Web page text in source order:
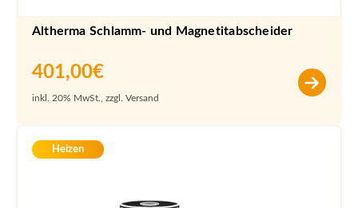
Altherma Schlamm- und Magnetitabscheider
401,00€
inkl. 20% MwSt., zzgl. Versand
Heizen